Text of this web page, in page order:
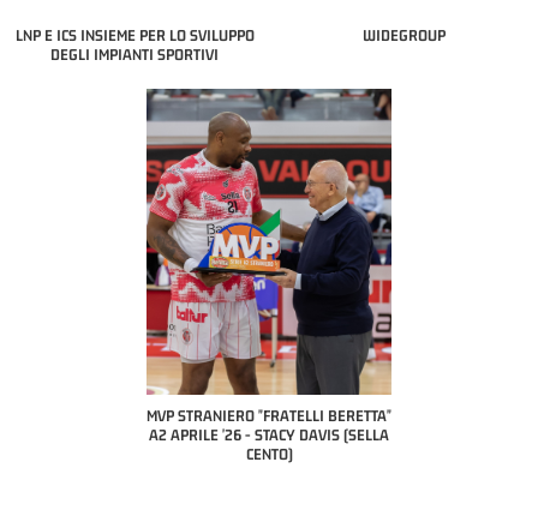
LNP E ICS INSIEME PER LO SVILUPPO
DEGLI IMPIANTI SPORTIVI
WIDEGROUP
MVP STRANIERO "FRATELLI BERETTA"
A2 APRILE '26 - STACY DAVIS (SELLA
MVP "FRATELLI BERETTA" SAMUEL
DILAS B NAZIONALE APRILE '26 -
MARCO RESTELLI (TAV TREVIGLIO